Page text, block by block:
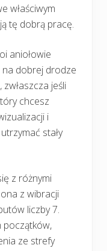
właściwym
tę dobrą pracę.
aniołowie
na dobrej drodze
zwłaszcza jeśli
chcesz
i
stały
z różnymi
z wibracji
liczby 7.
początków,
ze strefy